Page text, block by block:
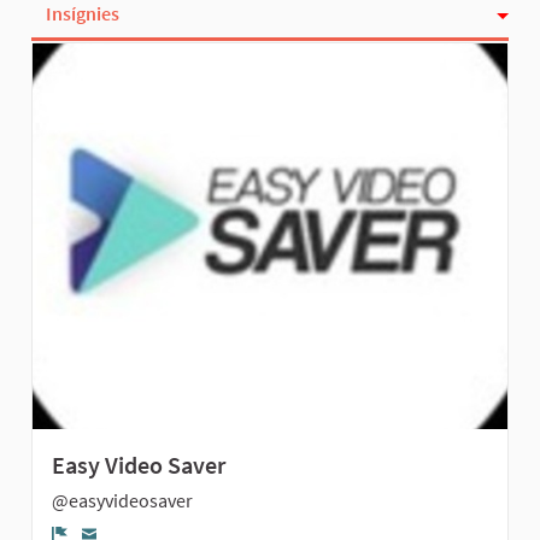
Activitat
Insígnies
Seguidores
Grups
Easy Video Saver
@easyvideosaver